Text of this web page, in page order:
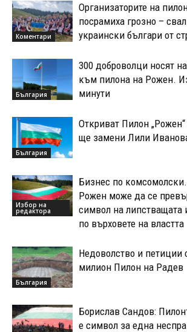
Коментари
Организаторите на
посрамиха грозно –
украински българи от
България
300 доброволци носят
към пилона на Рожен.
минути
България
Откриват Пилон
ще замени Лили
Избор на
редактора
Бизнес по
Рожен може да се
символ на липстващата
по върховете на властта
България
Недоволство и петиции
милион Пилон на Радев
Борислав Сандов:
е символ за една